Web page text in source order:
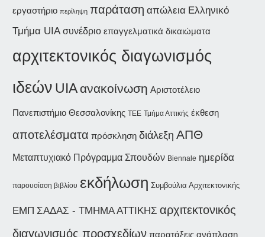
εργαστήριο περίληψη παράταση απώλεια Ελληνικό
Τμήμα UIA συνέδριο επαγγελματικά δικαιώματα
αρχιτεκτονικός διαγωνισμός
ιδεών UIA ανακοίνωση Αριστοτέλειο
Πανεπιστήμιο Θεσσαλονίκης ΤΕΕ Τμήμα Αττικής έκθεση
αποτελέσματα πρόσκληση διάλεξη ΑΠΘ
Μεταπτυχιακό Πρόγραμμα Σπουδών Biennale ημερίδα
παρουσίαση βιβλίου εκδήλωση Συμβούλια Αρχιτεκτονικής
ΕΜΠ ΣΑΔΑΣ - ΤΜΗΜΑ ΑΤΤΙΚΗΣ αρχιτεκτονικός
διαγωνισμός προσχεδίων παρατάξεις ανάπλαση